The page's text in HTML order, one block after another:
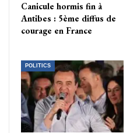
Canicule hormis fin à
Antibes : 5ème diffus de
courage en France
POLITICS